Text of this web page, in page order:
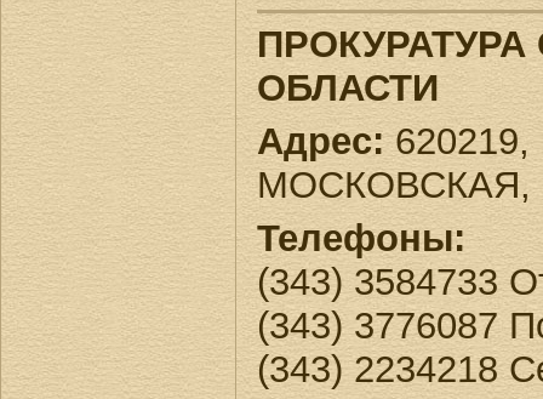
ОБЛАСТИ
Адрес:620219,
МОСКОВСКАЯ,
Телефоны:
(343) 3584733
(343) 3776087
(343) 2234218